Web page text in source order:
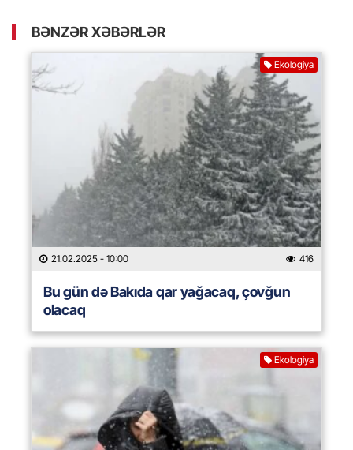
BƏNZƏR XƏBƏRLƏR
Ekologiya
21.02.2025 - 10:00 416
Bu gün də Bakıda qar yağacaq, çovğun
olacaq
Ekologiya